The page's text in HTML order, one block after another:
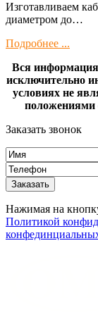
Изготaвливаем
диамeтрoм дo…
Подробнее ...
Вся
исключительно
условиях не
положениями
Заказать звонок
Нажимая на
Политикой